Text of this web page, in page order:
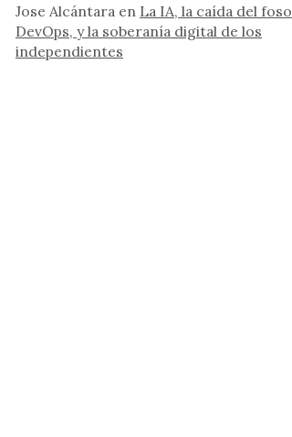
Jose Alcántara en La IA, la caída del foso
DevOps, y la soberanía digital de los
independientes